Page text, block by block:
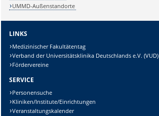
UMMD-Außenstandorte
LINKS
Medizinischer Fakultätentag
Verband der Universitätsklinika Deutschlands e.V. (VUD)
Fördervereine
SERVICE
Personensuche
Kliniken/Institute/Einrichtungen
Veranstaltungskalender